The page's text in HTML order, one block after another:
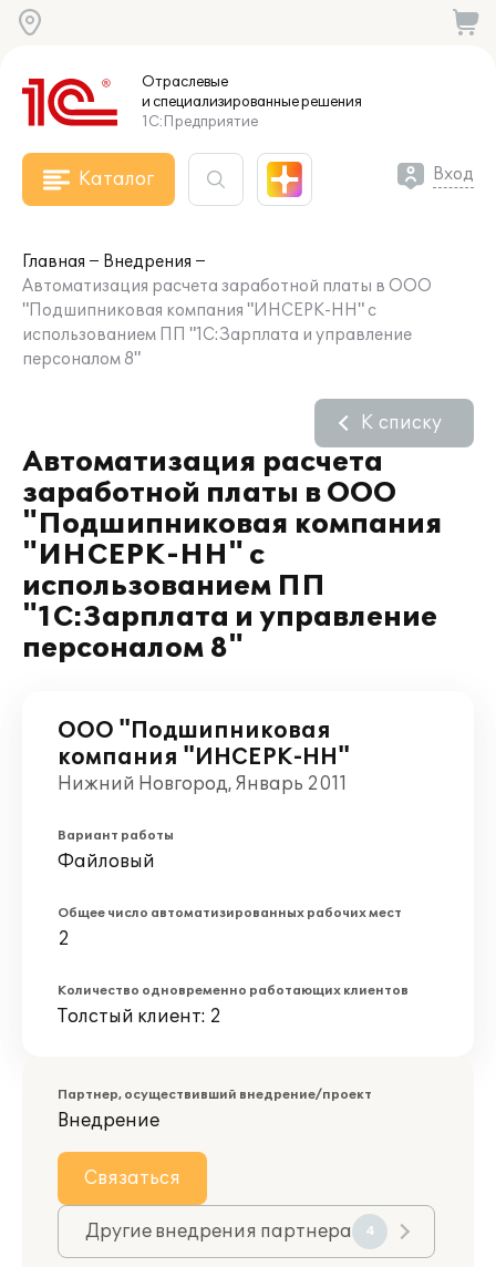
Отраслевые
и специализированныерешения
1С:Предприятие
Каталог Вход
Главная
Внедрения
Автоматизация расчета заработной платы в ООО
"Подшипниковая компания "ИНСЕРК-НН" с
использованием ПП "1С:Зарплата и управление
персоналом 8"
Автоматизация расчета
заработной платы в ООО
"Подшипниковая компания
"ИНСЕРК-НН" с
использованием ПП
"1С:Зарплата и управление
персоналом 8"
К списку
ООО "Подшипниковая
компания "ИНСЕРК-НН"
Нижний Новгород, Январь 2011
Вариант работы
Файловый
Общее число автоматизированных рабочих мест
2
Количество одновременно работающих клиентов
Толстый клиент: 2
Партнер, осуществивший внедрение/проект
Внедрение
Связаться
Другие внедрения партнера 4